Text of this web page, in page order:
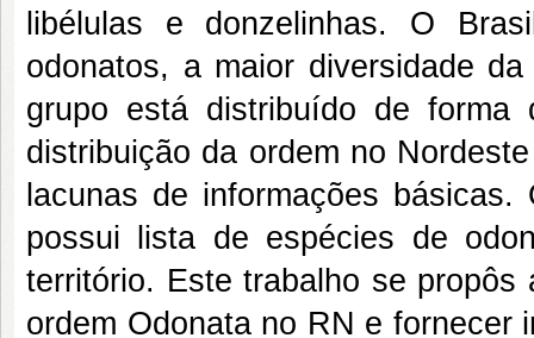
libélulas e donzelinhas. O
odonatos, a maior diversidade
grupo está distribuído de
distribuição da ordem no
lacunas de informações
possui lista de espécies de
território. Este trabalho se
ordem Odonata no RN e fornecer